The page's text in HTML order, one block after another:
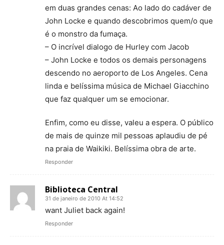
em duas grandes cenas: Ao lado do cadáver de
John Locke e quando descobrimos quem/o que
é o monstro da fumaça.
– O incrível dialogo de Hurley com Jacob
– John Locke e todos os demais personagens
descendo no aeroporto de Los Angeles. Cena
linda e belíssima música de Michael Giacchino
que faz qualquer um se emocionar.
Enfim, como eu disse, valeu a espera. O público
de mais de quinze mil pessoas aplaudiu de pé
na praia de Waikiki. Belíssima obra de arte.
Responder
Biblioteca Central
31 de janeiro de 2010 At 14:52
want Juliet back again!
Responder